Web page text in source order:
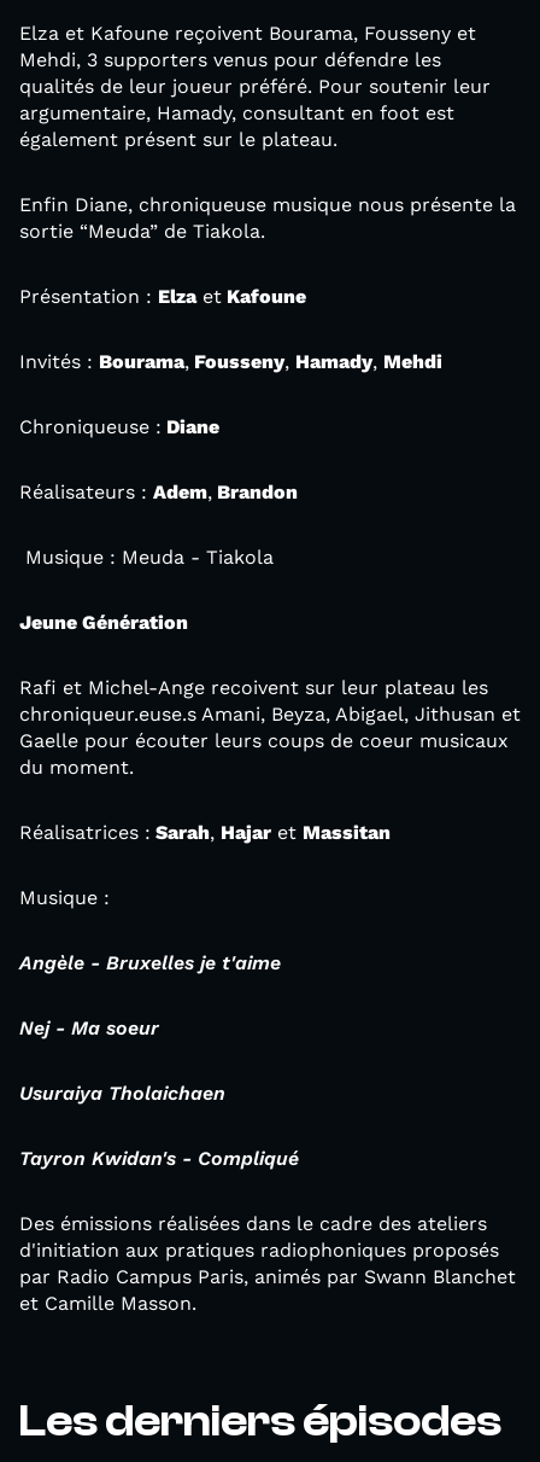
Elza et Kafoune reçoivent Bourama, Fousseny et
Mehdi, 3 supporters venus pour défendre les
qualités de leur joueur préféré. Pour soutenir leur
argumentaire, Hamady, consultant en foot est
également présent sur le plateau.
Enfin Diane, chroniqueuse musique nous présente la
sortie “Meuda” de Tiakola.
Présentation : Elzaet Kafoune
Invités : Bourama, Fousseny, Hamady, Mehdi
Chroniqueuse : Diane
Réalisateurs : Adem, Brandon
Musique : Meuda - Tiakola
Jeune Génération
Rafi et Michel-Ange recoivent sur leur plateau les
chroniqueur.euse.s Amani, Beyza, Abigael, Jithusan et
Gaelle pour écouter leurs coups de coeur musicaux
du moment.
Réalisatrices : Sarah, Hajar et Massitan
Musique :
Angèle - Bruxelles je t'aime
Nej - Ma soeur
Usuraiya Tholaichaen
Tayron Kwidan's - Compliqué
Des émissions réalisées dans le cadre des ateliers
d'initiation aux pratiques radiophoniques proposés
par Radio Campus Paris, animés par Swann Blanchet
et Camille Masson.
Les derniers épisodes